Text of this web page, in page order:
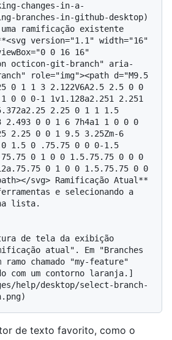
changes-in-a-
branches-in-github-desktop)
ramificação existente
version="1.1" width="16"
0 16 16"
octicon-git-branch" aria-
role="img"><path d="M9.5
0 1 1 3 2.122V6A2.5 2.5 0 0
0 0 0-1 1v1.128a2.251 2.251
2.25 0 1 1 1.5
2.493 0 0 1 6 7h4a1 1 0 0 0
2.25 0 0 1 9.5 3.25Zm-6
0 1.5 0 .75.75 0 0 0-1.5
0 1 0 0 1.5.75.75 0 0 0
0 1 0 0 1.5.75.75 0 0
svg> Ramificação Atual**
e selecionando a
lista.
atual". Em "Branches
ramo chamado "my-feature"
com um contorno laranja.]
help/desktop/select-branch-
de texto favorito, como o